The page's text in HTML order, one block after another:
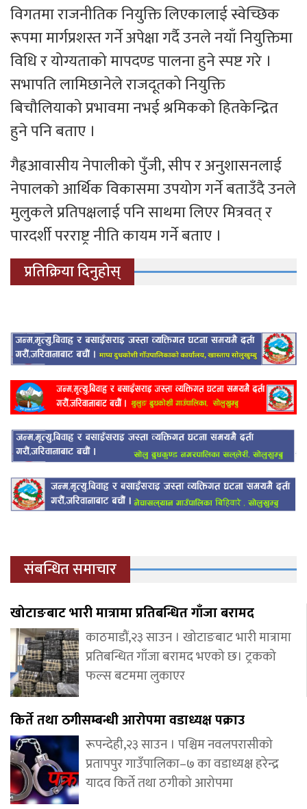
विगतमा राजनीतिक नियुक्ति लिएकालाई स्वेच्छिक
रूपमा मार्गप्रशस्त गर्ने अपेक्षा गर्दै उनले नयाँ नियुक्तिमा
विधि र योग्यताको मापदण्ड पालना हुने स्पष्ट गरे ।
सभापति लामिछानेले राजदूतको नियुक्ति
बिचौलियाको प्रभावमा नभई श्रमिकको हितकेन्द्रित
हुने पनि बताए ।
गैह्रआवासीय नेपालीको पुँजी, सीप र अनुशासनलाई
नेपालको आर्थिक विकासमा उपयोग गर्ने बताउँदै उनले
मुलुकले प्रतिपक्षलाई पनि साथमा लिएर मित्रवत् र
पारदर्शी परराष्ट्र नीति कायम गर्ने बताए ।
प्रतिक्रिया दिनुहोस्
संबन्धित समाचार
खोटाङबाट भारी मात्रामा प्रतिबन्धित गाँजा बरामद
काठमाडौं,२३ साउन । खोटाङबाट भारी मात्रामा
प्रतिबन्धित गाँजा बरामद भएको छ। ट्रकको
फल्स बटममा लुकाएर
किर्ते तथा ठगीसम्बन्धी आरोपमा वडाध्यक्ष पक्राउ
रूपन्देही,२३ साउन । पश्चिम नवलपरासीको
प्रतापपुर गाउँपालिका–७ का वडाध्यक्ष हरेन्द्र
यादव किर्ते तथा ठगीको आरोपमा